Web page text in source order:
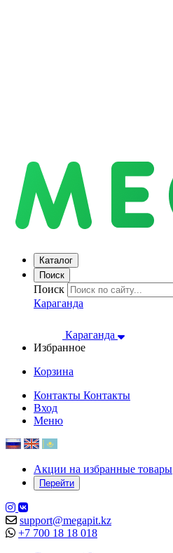
Каталог
Поиск
Поиск
Караганда
Караганда
Избранное
Корзина
Контакты Контакты
Вход
Меню
Акции на избранные товары
Перейти
support@megapit.kz
+7 700 18 18 018